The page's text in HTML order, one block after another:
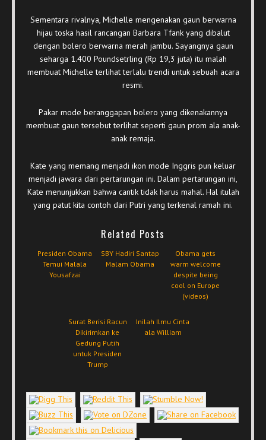
Sementara rivalnya, Michelle mengenakan gaun berwarna
hijau toska hasil rancangan Barbara Tfank yang dibalut
dengan bolero berwarna merah jambu. Sayangnya gaun
seharga 1.400 Poundsetrling (Rp 19,3 juta) itu malah
membuat Michelle terlihat terlalu trendi untuk sebuah acara
resmi.
Pakar mode beranggapan bolero yang dikenakannya
membuat gaun tersebut terlihat seperti gaun prom ala anak-
anak remaja.
Kate yang memang menjadi ikon mode Inggris pun keluar
menjadi jawara dari pertarungan ini. Dalam pertarungan ini,
Kate menunjukkan bahwa cantik tidak harus mahal. Hal itulah
yang patut kita contoh dari Putri yang terkenal ramah ini.
Related Posts
Presiden Obama
Temui Malala
Yousafzai
SBY Hadiri Santap
Malam Obama
Obama gets
warm welcome
despite being
cool on Europe
(videos)
Surat Berisi Racun
Dikirimkan ke
Gedung Putih
untuk Presiden
Trump
Inilah Ilmu Cinta
ala William